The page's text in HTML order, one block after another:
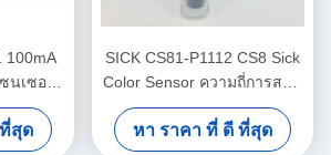
100mA
นเซอร์
ล็ก แสง
สุด
SICK CS81-P1112 CS8 Sick
Color Sensor ความถี่การสลับ
ที่ปรับได้
หา ราคา ที่ ดี ที่สุด